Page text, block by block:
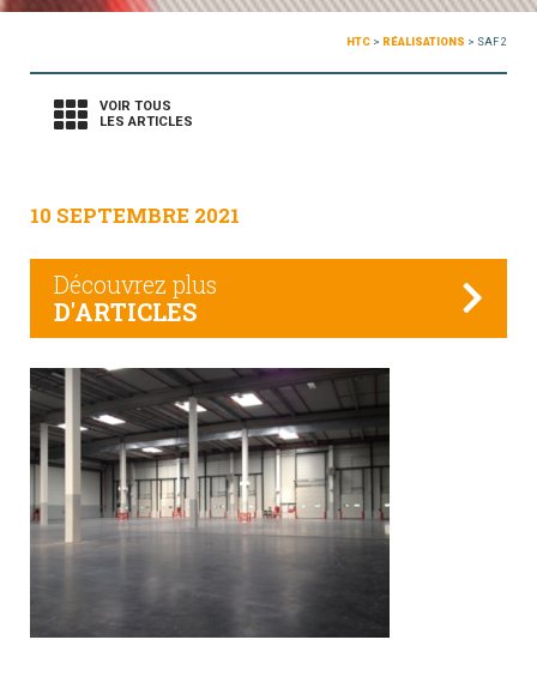
HTC > RÉALISATIONS > SAF 2
VOIR TOUS
LES ARTICLES
10 SEPTEMBRE 2021
Découvrez plus
D'ARTICLES